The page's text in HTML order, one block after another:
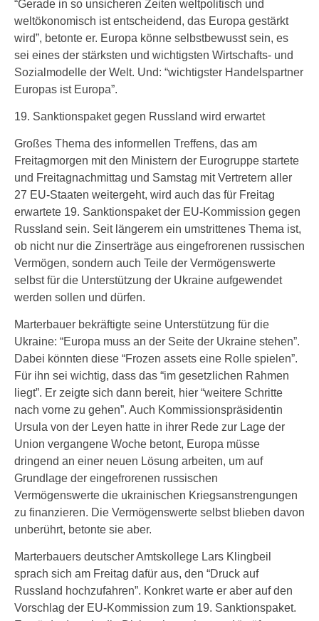
“Gerade in so unsicheren Zeiten weltpolitisch und
weltökonomisch ist entscheidend, das Europa gestärkt
wird”, betonte er. Europa könne selbstbewusst sein, es
sei eines der stärksten und wichtigsten Wirtschafts- und
Sozialmodelle der Welt. Und: “wichtigster Handelspartner
Europas ist Europa”.
19. Sanktionspaket gegen Russland wird erwartet
Großes Thema des informellen Treffens, das am
Freitagmorgen mit den Ministern der Eurogruppe startete
und Freitagnachmittag und Samstag mit Vertretern aller
27 EU-Staaten weitergeht, wird auch das für Freitag
erwartete 19. Sanktionspaket der EU-Kommission gegen
Russland sein. Seit längerem ein umstrittenes Thema ist,
ob nicht nur die Zinserträge aus eingefrorenen russischen
Vermögen, sondern auch Teile der Vermögenswerte
selbst für die Unterstützung der Ukraine aufgewendet
werden sollen und dürfen.
Marterbauer bekräftigte seine Unterstützung für die
Ukraine: “Europa muss an der Seite der Ukraine stehen”.
Dabei könnten diese “Frozen assets eine Rolle spielen”.
Für ihn sei wichtig, dass das “im gesetzlichen Rahmen
liegt”. Er zeigte sich dann bereit, hier “weitere Schritte
nach vorne zu gehen”. Auch Kommissionspräsidentin
Ursula von der Leyen hatte in ihrer Rede zur Lage der
Union vergangene Woche betont, Europa müsse
dringend an einer neuen Lösung arbeiten, um auf
Grundlage der eingefrorenen russischen
Vermögenswerte die ukrainischen Kriegsanstrengungen
zu finanzieren. Die Vermögenswerte selbst blieben davon
unberührt, betonte sie aber.
Marterbauers deutscher Amtskollege Lars Klingbeil
sprach sich am Freitag dafür aus, den “Druck auf
Russland hochzufahren”. Konkret warte er aber auf den
Vorschlag der EU-Kommission zum 19. Sanktionspaket.